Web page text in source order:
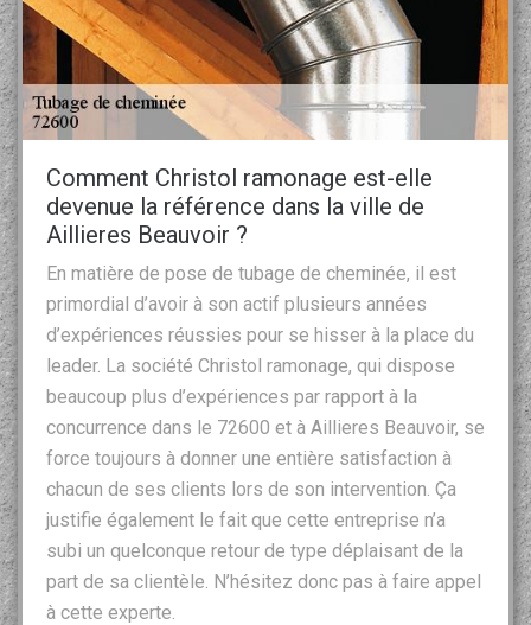
Comment Christol ramonage est-elle
devenue la référence dans la ville de
Aillieres Beauvoir ?
En matière de pose de tubage de cheminée, il est
primordial d’avoir à son actif plusieurs années
d’expériences réussies pour se hisser à la place du
leader. La société Christol ramonage, qui dispose
beaucoup plus d’expériences par rapport à la
concurrence dans le 72600 et à Aillieres Beauvoir, se
force toujours à donner une entière satisfaction à
chacun de ses clients lors de son intervention. Ça
justifie également le fait que cette entreprise n’a
subi un quelconque retour de type déplaisant de la
part de sa clientèle. N’hésitez donc pas à faire appel
à cette experte.